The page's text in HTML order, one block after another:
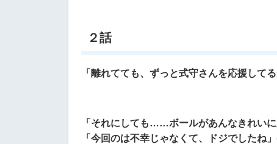
２話
「離れてても、ずっと式守さんを応援して
「それにしても……ボールがあんなきれい
「今回のは不幸じゃなくて、ドジでしたね